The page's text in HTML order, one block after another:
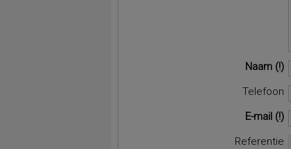
Naam
Telefoon
E-mail
Referentie